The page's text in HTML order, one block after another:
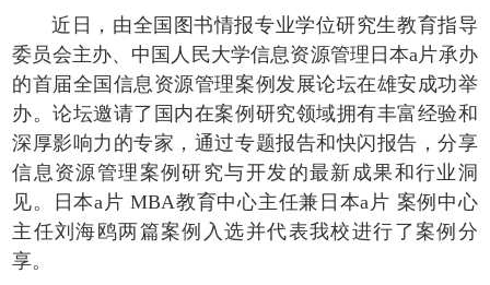
近日，由全国图书情报专业学位研究生教育指导
委员会主办、中国人民大学信息资源管理日本a片承办
的首届全国信息资源管理案例发展论坛在雄安成功举
办。论坛邀请了国内在案例研究领域拥有丰富经验和
深厚影响力的专家，通过专题报告和快闪报告，分享
信息资源管理案例研究与开发的最新成果和行业洞
见。日本a片 MBA教育中心主任兼日本a片 案例中心
主任刘海鸥两篇案例入选并代表我校进行了案例分
享。